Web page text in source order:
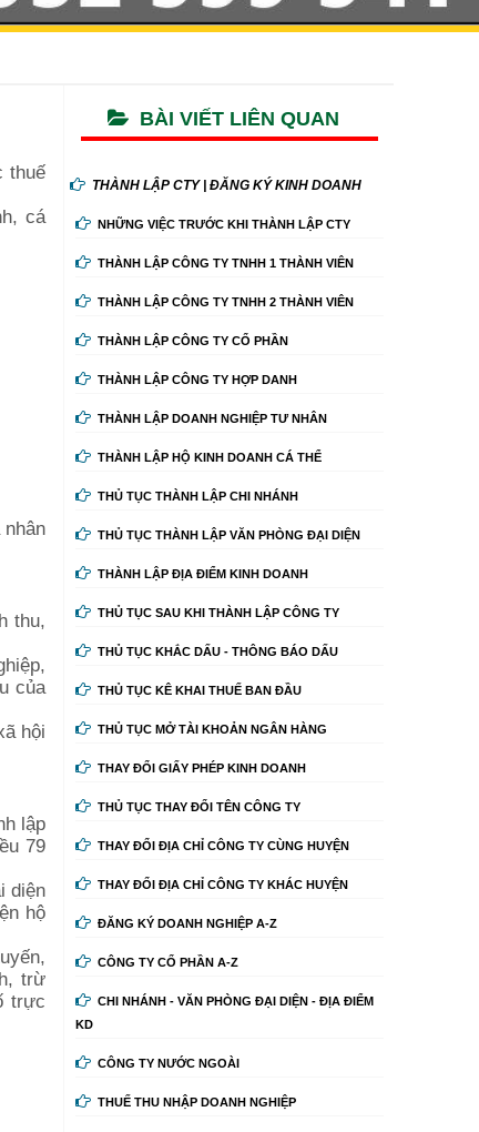
thuế
cá
thu,
của
hội
lập
79
diện
hộ
trừ
trực
BÀI VIẾT LIÊN QUAN
THÀNH LẬP CTY | ĐĂNG KÝ KINH DOANH
NHỮNG VIỆC TRƯỚC KHI THÀNH LẬP CTY
THÀNH LẬP CÔNG TY TNHH 1 THÀNH VIÊN
THÀNH LẬP CÔNG TY TNHH 2 THÀNH VIÊN
THÀNH LẬP CÔNG TY CỔ PHẦN
THÀNH LẬP CÔNG TY HỢP DANH
THÀNH LẬP DOANH NGHIỆP TƯ NHÂN
THÀNH LẬP HỘ KINH DOANH CÁ THỂ
THỦ TỤC THÀNH LẬP CHI NHÁNH
THỦ TỤC THÀNH LẬP VĂN PHÒNG ĐẠI DIỆN
THÀNH LẬP ĐỊA ĐIỂM KINH DOANH
THỦ TỤC SAU KHI THÀNH LẬP CÔNG TY
THỦ TỤC KHẮC DẤU - THÔNG BÁO DẤU
THỦ TỤC KÊ KHAI THUẾ BAN ĐẦU
THỦ TỤC MỞ TÀI KHOẢN NGÂN HÀNG
THAY ĐỔI GIẤY PHÉP KINH DOANH
THỦ TỤC THAY ĐỔI TÊN CÔNG TY
THAY ĐỔI ĐỊA CHỈ CÔNG TY CÙNG HUYỆN
THAY ĐỔI ĐỊA CHỈ CÔNG TY KHÁC HUYỆN
ĐĂNG KÝ DOANH NGHIỆP A-Z
CÔNG TY CỔ PHẦN A-Z
CHI NHÁNH - VĂN PHÒNG ĐẠI DIỆN - ĐỊA ĐIỂM
KD
CÔNG TY NƯỚC NGOÀI
THUẾ THU NHẬP DOANH NGHIỆP